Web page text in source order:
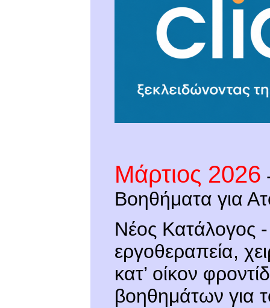
Μάρτιος 2026
Βοηθήματα για
Νέος Κατάλογος -
εργοθεραπεία,
κατ’ οίκον
βοηθημάτων για